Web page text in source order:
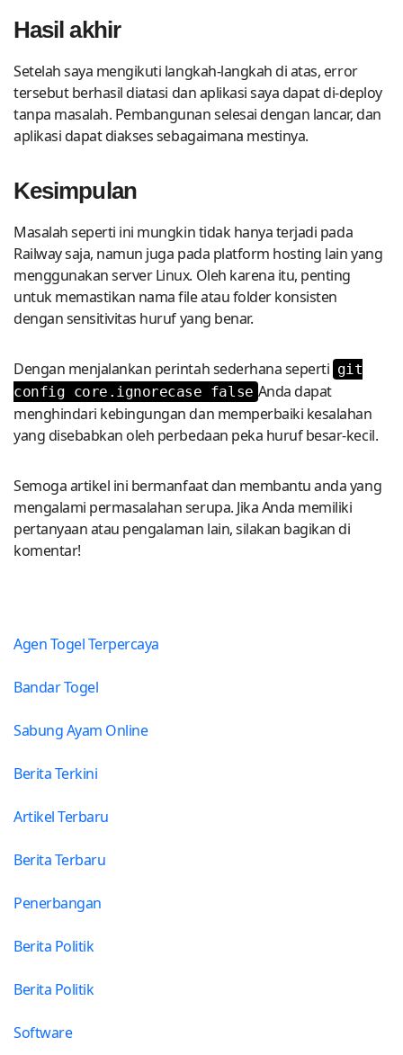
Hasil akhir
Setelah saya mengikuti langkah-langkah di atas, error
tersebut berhasil diatasi dan aplikasi saya dapat di-deploy
tanpa masalah. Pembangunan selesai dengan lancar, dan
aplikasi dapat diakses sebagaimana mestinya.
Kesimpulan
Masalah seperti ini mungkin tidak hanya terjadi pada
Railway saja, namun juga pada platform hosting lain yang
menggunakan server Linux. Oleh karena itu, penting
untuk memastikan nama file atau folder konsisten
dengan sensitivitas huruf yang benar.
Dengan menjalankan perintah sederhana seperti git
config core.ignorecase false Anda dapat
menghindari kebingungan dan memperbaiki kesalahan
yang disebabkan oleh perbedaan peka huruf besar-kecil.
Semoga artikel ini bermanfaat dan membantu anda yang
mengalami permasalahan serupa. Jika Anda memiliki
pertanyaan atau pengalaman lain, silakan bagikan di
komentar!
Agen Togel Terpercaya
Bandar Togel
Sabung Ayam Online
Berita Terkini
Artikel Terbaru
Berita Terbaru
Penerbangan
Berita Politik
Berita Politik
Software